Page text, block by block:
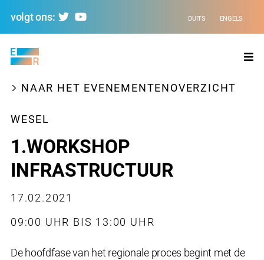
volgt ons: DUITS ENGELS
Regions
NAAR HET EVENEMENTENOVERZICHT
WESEL
1.WORKSHOP
INFRASTRUCTUUR
17.02.2021
09:00 UHR BIS 13:00 UHR
De hoofdfase van het regionale proces begint met de